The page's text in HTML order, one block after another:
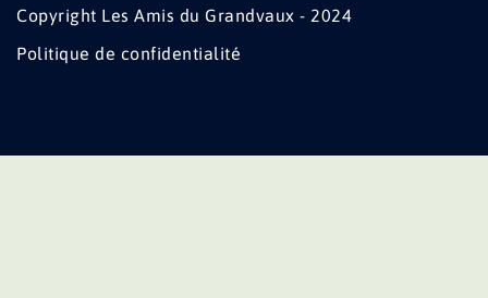
Copyright Les Amis du Grandvaux - 2024
Politique de confidentialité